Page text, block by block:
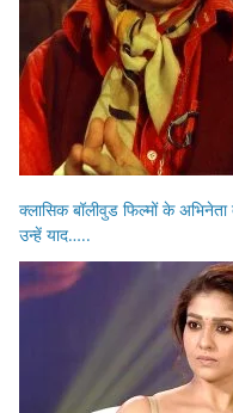
क्लासिक बॉलीवुड फिल्मों के
उन्हें याद…..